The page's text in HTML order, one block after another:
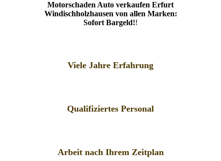
Motorschaden Auto verkaufen Erfurt
Windischholzhausen von allen Marken:
Sofort Bargeld!!
Viele Jahre Erfahrung
Qualifiziertes Personal
Arbeit nach Ihrem Zeitplan